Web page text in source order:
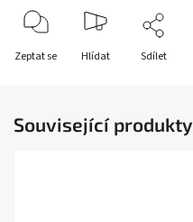
Zeptat se Hlídat Sdílet
Související produkty